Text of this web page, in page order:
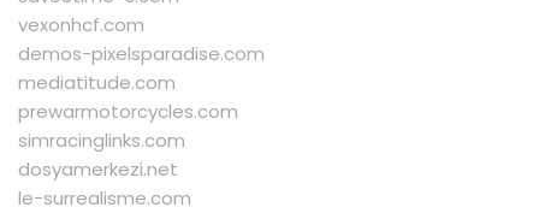
vexonhcf.com
demos-pixelsparadise.com
mediatitude.com
prewarmotorcycles.com
simracinglinks.com
dosyamerkezi.net
le-surrealisme.com